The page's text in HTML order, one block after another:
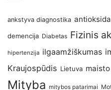
ankstyva diagnostika
demencija Diabetas Fizinis
hipertenzija ilgaamžiškumas
Kraujospūdis Lietuva
Mityba mitybos patarimai